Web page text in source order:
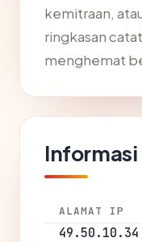
kemitraan,
ringkasan
menghemat
Informasi
ALAMAT IP
49.50.10.34